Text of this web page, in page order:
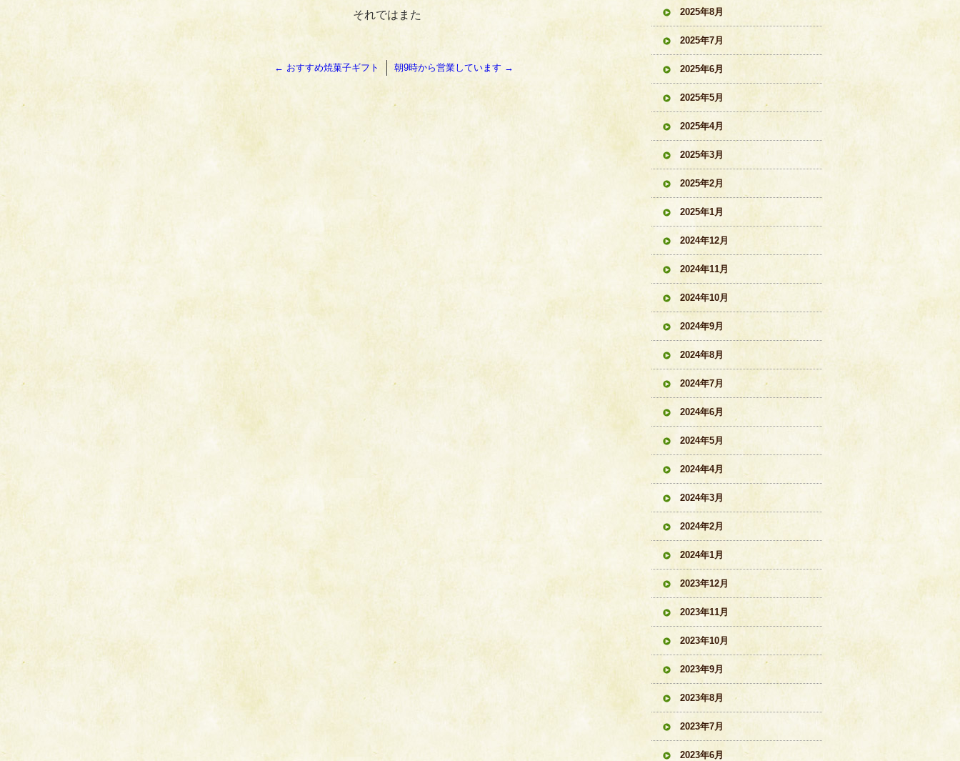
それではまた
← おすすめ焼菓子ギフト 朝9時から営業しています →
2025年8月
2025年7月
2025年6月
2025年5月
2025年4月
2025年3月
2025年2月
2025年1月
2024年12月
2024年11月
2024年10月
2024年9月
2024年8月
2024年7月
2024年6月
2024年5月
2024年4月
2024年3月
2024年2月
2024年1月
2023年12月
2023年11月
2023年10月
2023年9月
2023年8月
2023年7月
2023年6月